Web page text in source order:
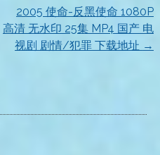
2005 使命-反黑使命 1080P
高清 无水印 25集 MP4 国产 电
视剧 剧情/犯罪 下载地址 →